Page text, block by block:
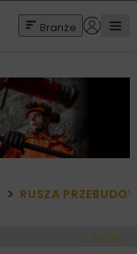
Branże
RUSZA
< Cofnij